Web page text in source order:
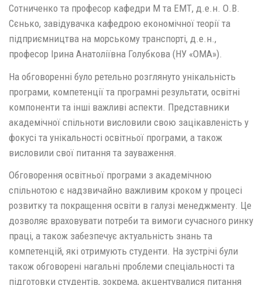
Сотниченко та професор кафедри М та ЕМТ, д.е.н. О.В.
Сєнько, завідувачка кафедрою економічної теорії та
підприємництва на морському транспорті, д.е.н.,
професор Ірина Анатоліївна Голубкова (НУ «ОМА»).
На обговоренні було ретельно розглянуто унікальність
програми, компетенції та програмні результати, освітні
компоненти та інші важливі аспекти. Представники
академічної спільноти висловили свою зацікавленість у
фокусі та унікальності освітньої програми, а також
висловили свої питання та зауваження.
Обговорення освітньої програми з академічною
спільнотою є надзвичайно важливим кроком у процесі
розвитку та покращення освіти в галузі менеджменту. Це
дозволяє враховувати потреби та вимоги сучасного ринку
праці, а також забезпечує актуальність знань та
компетенцій, які отримують студенти. На зустрічі були
також обговорені нагальні проблеми спеціальності та
підготовки студентів, зокрема, акцентувалися питання